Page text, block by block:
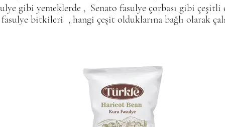
gibi yemeklerde , Senato fasulye çorbası gibi çeşitli
fasulye bitkileri , hangi çeşit olduklarına bağlı olarak